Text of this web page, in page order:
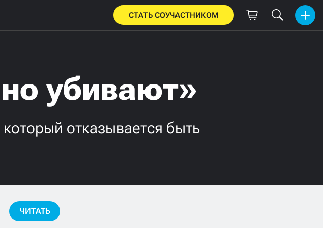
СТАТЬ СОУЧАСТНИКОМ
убивают»
отказывается быть
ЧИТАТЬ